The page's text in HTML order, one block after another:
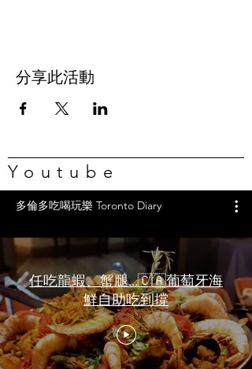
分享此活動
Youtube
多倫多吃喝玩樂 Toronto Diary
任吃龍蝦、蟹腿…🇨🇦葡萄牙海
鮮自助吃到撐